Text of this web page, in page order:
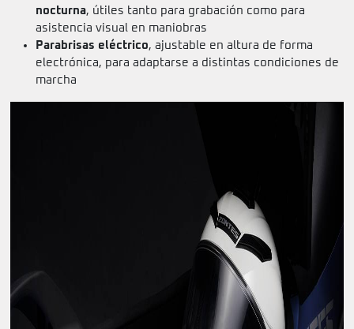
nocturna, útiles tanto para grabación como para
asistencia visual en maniobras
Parabrisas eléctrico, ajustable en altura de forma
electrónica, para adaptarse a distintas condiciones de
marcha